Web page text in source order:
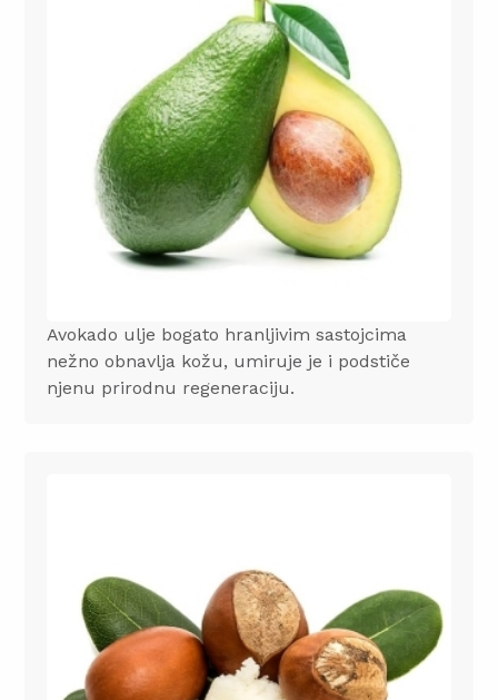
Avokado ulje bogato hranljivim sastojcima
nežno obnavlja kožu, umiruje je i podstiče
njenu prirodnu regeneraciju.